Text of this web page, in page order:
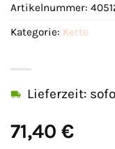
71,40 €
Lieferzeit:
Artikelnummer:
Kategorie: Kette